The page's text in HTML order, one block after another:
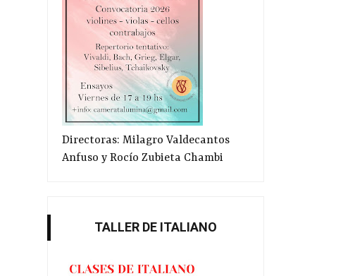
Directoras: Milagro Valdecantos
Anfuso y Rocío Zubieta Chambi
TALLER DE ITALIANO